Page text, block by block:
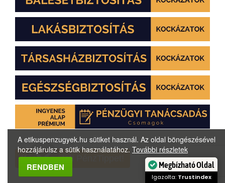
Kérem a Heti PénzTippet!
A etikuspenzugyek.hu sütiket használ. Az oldal böngészésével
hozzájárulsz a sütik használatához. További részletek
RENDBEN Megbízható Oldal
Igazolta: Trustindex